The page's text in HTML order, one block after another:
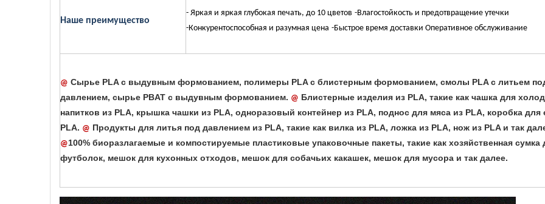
Наше преимущество
- Яркая и яркая глубокая печать, до 10 цветов -Влагостойкость и предотвращение утечки
-Конкурентоспособная и разумная цена -Быстрое время доставки Оперативное обслуживание
@ Сырье PLA с выдувным формованием, полимеры PLA с блистерным формованием, смолы PLA с литьем
давлением, сырье PBAT с выдувным формованием. @ Блистерные изделия из PLA, такие как чашка для
напитков из PLA, крышка чашки из PLA, одноразовый контейнер из PLA, поднос для мяса из PLA, коробка для
PLA. @ Продукты для литья под давлением из PLA, такие как вилка из PLA, ложка из PLA, нож из PLA и так
@100% биоразлагаемые и компостируемые пластиковые упаковочные пакеты, такие как хозяйственная сумка
футболок, мешок для кухонных отходов, мешок для собачьих какашек, мешок для мусора и так далее.